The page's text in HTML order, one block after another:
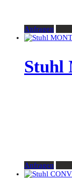
Anfragen
Stuhl
Anfragen